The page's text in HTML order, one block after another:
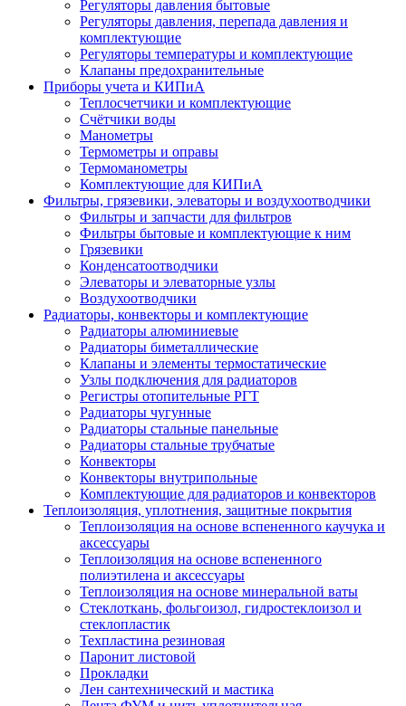
Регуляторы давления бытовые
Регуляторы давления, перепада давления и
комплектующие
Регуляторы температуры и комплектующие
Клапаны предохранительные
Приборы учета и КИПиА
Теплосчетчики и комплектующие
Счётчики воды
Манометры
Термометры и оправы
Термоманометры
Комплектующие для КИПиА
Фильтры, грязевики, элеваторы и воздухоотводчики
Фильтры и запчасти для фильтров
Фильтры бытовые и комплектующие к ним
Грязевики
Конденсатоотводчики
Элеваторы и элеваторные узлы
Воздухоотводчики
Радиаторы, конвекторы и комплектующие
Радиаторы алюминиевые
Радиаторы биметаллические
Клапаны и элементы термостатические
Узлы подключения для радиаторов
Регистры отопительные РГТ
Радиаторы чугунные
Радиаторы стальные панельные
Радиаторы стальные трубчатые
Конвекторы
Конвекторы внутрипольные
Комплектующие для радиаторов и конвекторов
Теплоизоляция, уплотнения, защитные покрытия
Теплоизоляция на основе вспененного каучука и
аксессуары
Теплоизоляция на основе вспененного
полиэтилена и аксессуары
Теплоизоляция на основе минеральной ваты
Стеклоткань, фольгоизол, гидростеклоизол и
стеклопластик
Техпластина резиновая
Паронит листовой
Прокладки
Лен сантехнический и мастика